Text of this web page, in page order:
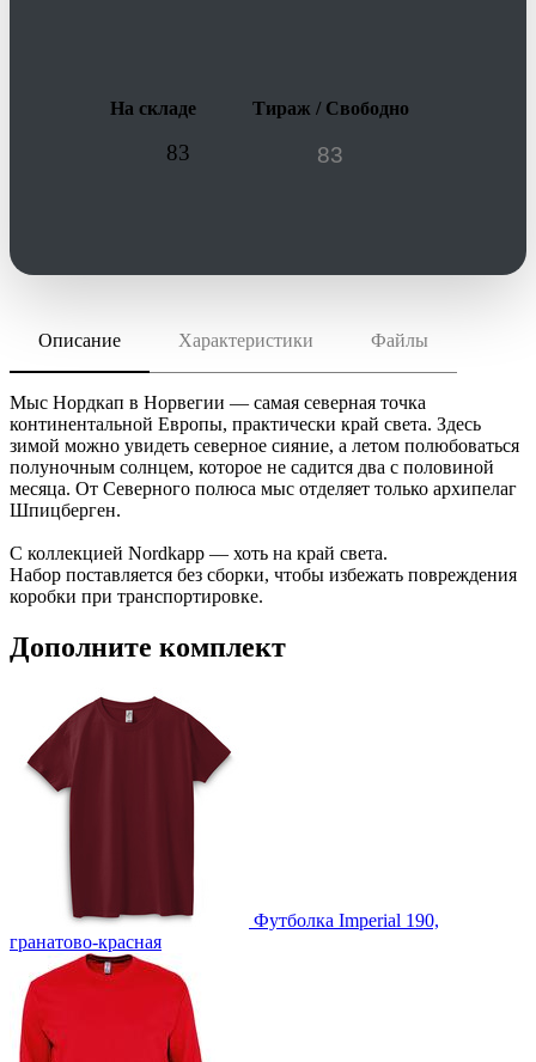
На складе Тираж / Свободно
83
Описание
Мыс Нордкап в Норвегии — самая северная точка
континентальной Европы, практически край света. Здесь
зимой можно увидеть северное сияние, а летом полюбоваться
полуночным солнцем, которое не садится два с половиной
месяца. От Северного полюса мыс отделяет только архипелаг
Шпицберген.
С коллекцией Nordkapp — хоть на край света.
Набор поставляется без сборки, чтобы избежать повреждения
коробки при транспортировке.
Характеристики
РАЗМЕР ТОВАРА
акрил 100%; коробка - микрогофрокартон
ИНДИВИДУАЛЬНАЯ УПАКОВКА
ВИДЫ НАНЕСЕНИЯ
custm -Лейблы и шильды
Файлы
скачать (pdf)
Инструкция по сохранению pdf из Corel Draw
Инструкция по сохранению pdf из Adobe Illustrator
Дополните комплект
Футболка Imperial 190,
гранатово-красная